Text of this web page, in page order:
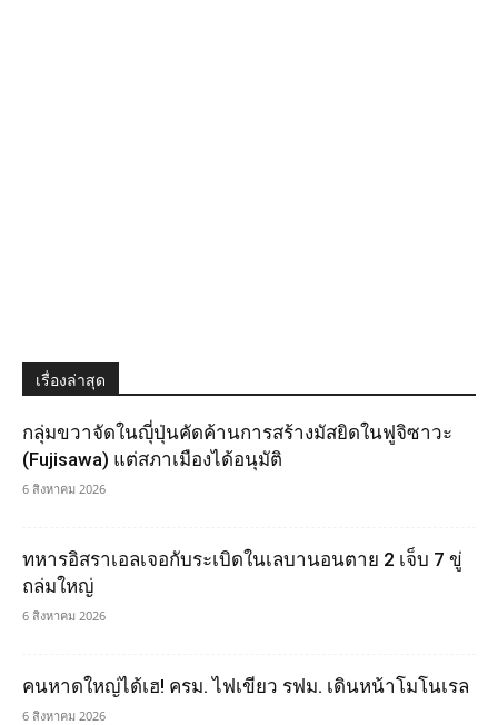
เรื่องล่าสุด
กลุ่มขวาจัดในญุี่ปุ่นคัดค้านการสร้างมัสยิดในฟูจิซาวะ
(Fujisawa) แต่สภาเมืองได้อนุมัติ
6 สิงหาคม 2026
ทหารอิสราเอลเจอกับระเบิดในเลบานอนตาย 2 เจ็บ 7 ขู่
ถล่มใหญ่
6 สิงหาคม 2026
คนหาดใหญ่ได้เฮ! ครม. ไฟเขียว รฟม. เดินหน้าโมโนเรล
6 สิงหาคม 2026